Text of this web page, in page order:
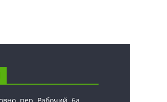
пер. Рабочий, 6а